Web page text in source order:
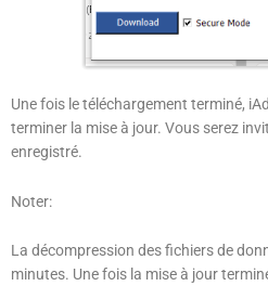
Une fois le téléchargement terminé,
terminer la mise à jour. Vous serez
enregistré.
Noter:
La décompression des fichiers de
minutes. Une fois la mise à jour